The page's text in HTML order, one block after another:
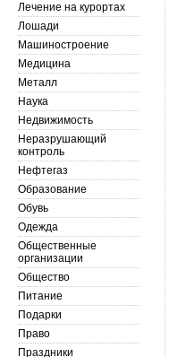
Лечение на курортах
Лошади
Машиностроение
Медицина
Металл
Наука
Недвижимость
Неразрушающий
контроль
Нефтегаз
Образование
Обувь
Одежда
Общественные
организации
Общество
Питание
Подарки
Право
Праздники